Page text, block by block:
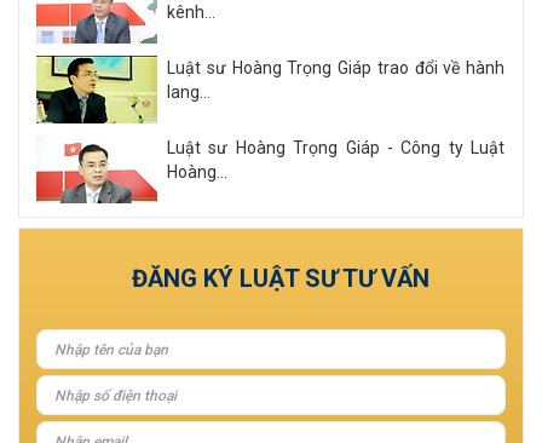
kênh...
Luật sư Hoàng Trọng Giáp trao đổi về hành
lang...
Luật sư Hoàng Trọng Giáp - Công ty Luật
Hoàng...
Xem tất cả
ĐĂNG KÝ LUẬT SƯ TƯ VẤN